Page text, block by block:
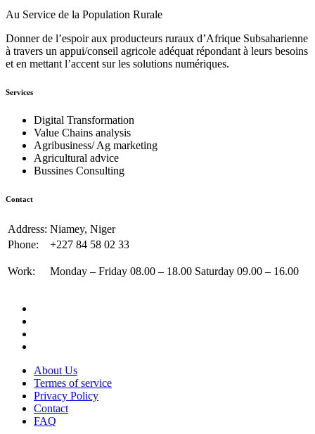
Au Service de la Population Rurale
Donner de l’espoir aux producteurs ruraux d’Afrique Subsaharienne
à travers un appui/conseil agricole adéquat répondant à leurs besoins
et en mettant l’accent sur les solutions numériques.
Services
Digital Transformation
Value Chains analysis
Agribusiness/ Ag marketing
Agricultural advice
Bussines Consulting
Contact
Address: Niamey, Niger
Phone:
+227 84 58 02 33
Work: Monday – Friday 08.00 – 18.00 Saturday 09.00 – 16.00
About Us
Termes of service
Privacy Policy
Contact
FAQ